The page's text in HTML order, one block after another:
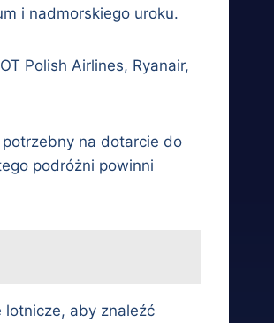
i nadmorskiego uroku.
Polish Airlines, Ryanair,
na dotarcie do
podróżni powinni
aby znaleźć